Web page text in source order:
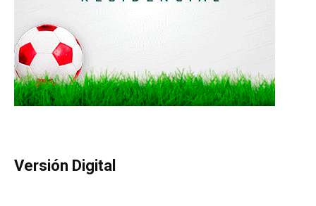
Versión Digital